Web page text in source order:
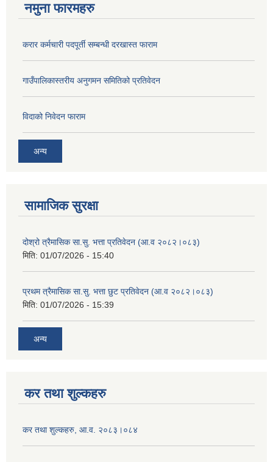
नमुना फारमहरु
करार कर्मचारी पदपूर्ती सम्बन्धी दरखास्त फाराम
गाउँपालिकास्तरीय अनुगमन समितिको प्रतिवेदन
विदाको निवेदन फाराम
अन्य
सामाजिक सुरक्षा
दोश्रो त्रैमासिक सा.सु. भत्ता प्रतिवेदन (आ.व २०८२।०८३)
मिति: 01/07/2026 - 15:40
प्रथम त्रैमासिक सा.सु. भत्ता छुट प्रतिवेदन (आ.व २०८२।०८३)
मिति: 01/07/2026 - 15:39
अन्य
कर तथा शुल्कहरु
कर तथा शुल्कहरु, आ.व. २०८३।०८४